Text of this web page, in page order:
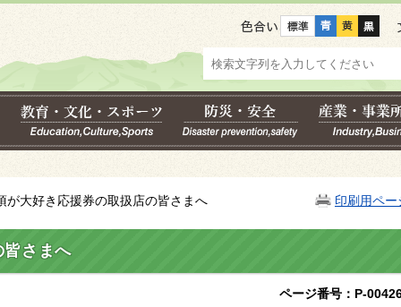
色合い
印刷用ペー
が大好き応援券の取扱店の皆さまへ
皆さまへ
ページ番号：P-